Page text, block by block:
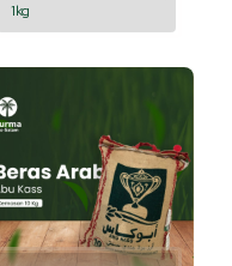
1kg